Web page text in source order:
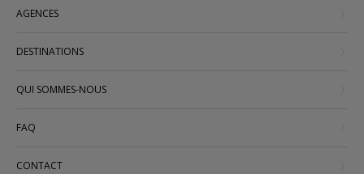
AGENCES
DESTINATIONS
QUI SOMMES-NOUS
FAQ
CONTACT